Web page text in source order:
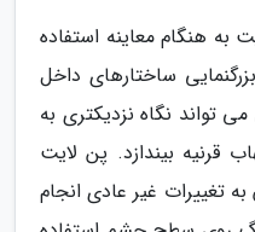
به هنگام معاینه استفاده
ساختارهای داخل
تواند نگاه نزدیکتری به
قرنیه بیندازد. پن لایت
تغییرات غیر عادی انجام